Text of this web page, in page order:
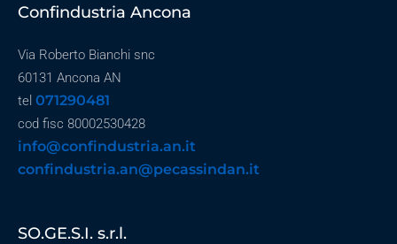
Confindustria Ancona
Via Roberto Bianchi snc
60131 Ancona AN
tel 071290481
cod fisc 80002530428
info@confindustria.an.it
confindustria.an@pecassindan.it
SO.GE.S.I. s.r.l.